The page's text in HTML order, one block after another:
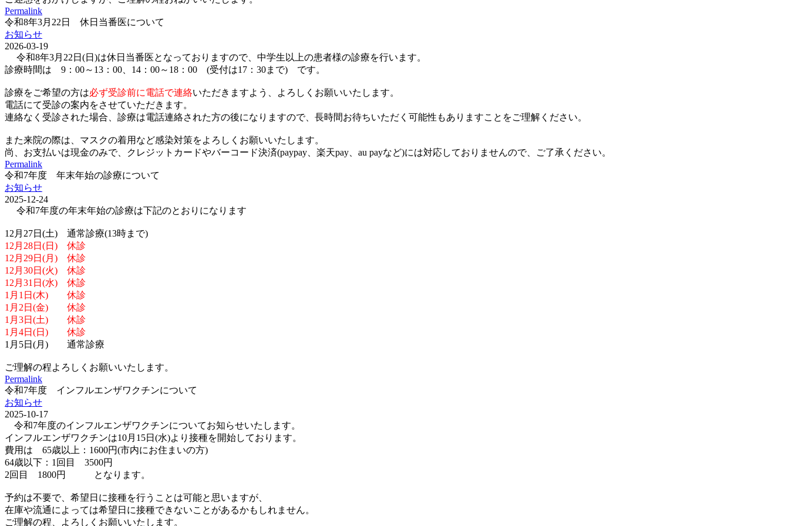
Permalink
令和8年3月22日 休日当番医について
お知らせ
2026-03-19
令和8年3月22日(日)は休日当番医となっておりますので、中学生以上の患者様の診療を行います。
診療時間は 9：00～13：00、14：00～18：00 (受付は17：30まで) です。
診療をご希望の方は必ず受診前に電話で連絡いただきますよう、よろしくお願いいたします。
電話にて受診の案内をさせていただきます。
連絡なく受診された場合、診療は電話連絡された方の後になりますので、長時間お待ちいただく可能性もありますことをご理解ください。
また来院の際は、マスクの着用など感染対策をよろしくお願いいたします。
尚、お支払いは現金のみで、クレジットカードやバーコード決済(paypay、楽天pay、au payなど)には対応しておりませんので、ご了承ください。
Permalink
令和7年度 年末年始の診療について
お知らせ
2025-12-24
令和7年度の年末年始の診療は下記のとおりになります
12月27日(土) 通常診療(13時まで)
12月28日(日) 休診
12月29日(月) 休診
12月30日(火) 休診
12月31日(水) 休診
1月1日(木) 休診
1月2日(金) 休診
1月3日(土) 休診
1月4日(日) 休診
1月5日(月) 通常診療
ご理解の程よろしくお願いいたします。
Permalink
令和7年度 インフルエンザワクチンについて
お知らせ
2025-10-17
令和7年度のインフルエンザワクチンについてお知らせいたします。
インフルエンザワクチンは10月15日(水)より接種を開始しております。
費用は 65歳以上：1600円(市内にお住まいの方)
64歳以下：1回目 3500円
2回目 1800円 となります。
予約は不要で、希望日に接種を行うことは可能と思いますが、
在庫や流通によっては希望日に接種できないことがあるかもしれません。
ご理解の程、よろしくお願いいたします。